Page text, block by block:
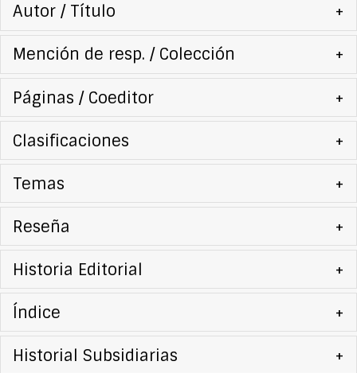
Autor / Título +
Mención de resp. / Colección +
Páginas / Coeditor +
Clasificaciones +
Temas +
Reseña +
Historia Editorial +
Índice +
Historial Subsidiarias +